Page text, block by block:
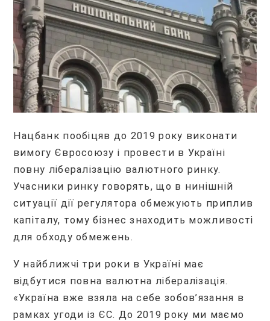
Нацбанк пообіцяв до 2019 року виконати
вимогу Євросоюзу і провести в Україні
повну лібералізацію валютного ринку.
Учасники ринку говорять, що в нинішній
ситуації дії регулятора обмежують приплив
капіталу, тому бізнес знаходить можливості
для обходу обмежень.
У найближчі три роки в Україні має
відбутися повна валютна лібералізація.
«Україна вже взяла на себе зобов’язання в
рамках угоди із ЄС. До 2019 року ми маємо